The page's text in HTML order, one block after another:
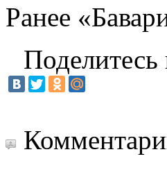
Ранее
Поделитесь